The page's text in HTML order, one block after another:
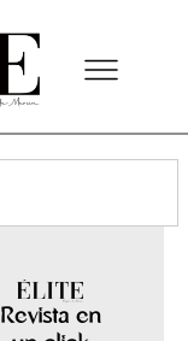
Revista en